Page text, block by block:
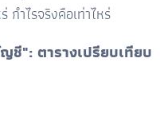
กำไรจริงคือเท่าไหร่
ชี": ตารางเปรียบเทียบ